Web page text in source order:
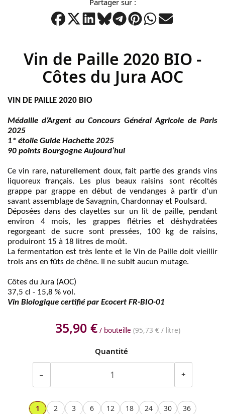
Vin de Paille 2020 BIO -
Côtes du Jura AOC
VIN DE PAILLE 2020 BIO
Médaille d’Argent au Concours Général Agricole de Paris
2025
1* étoile Guide Hachette 2025
90 points Bourgogne Aujourd’hui
Ce vin rare, naturellement doux, fait partie des grands vins
liquoreux français. Les plus beaux raisins sont récoltés
grappe par grappe en début de vendanges à partir d'un
savant assemblage de Savagnin, Chardonnay et Poulsard.
Déposées dans des clayettes sur un lit de paille, pendant
environ 4 mois, les grappes flétries et déshydratées
regorgeant de sucre sont pressées, 100 kg de raisins,
produiront 15 à 18 litres de moût.
La fermentation est très lente et le Vin de Paille doit vieillir
trois ans en fûts de chêne. Il ne subit aucun mutage.
Côtes du Jura (AOC)
37,5 cl - 15,8 % vol.
Vin Biologique certifié par Ecocert FR-BIO-01
35,90 € / bouteille (95,73 € / litre)
Quantité
− +
1 2 3 6 12 18 24 30 36